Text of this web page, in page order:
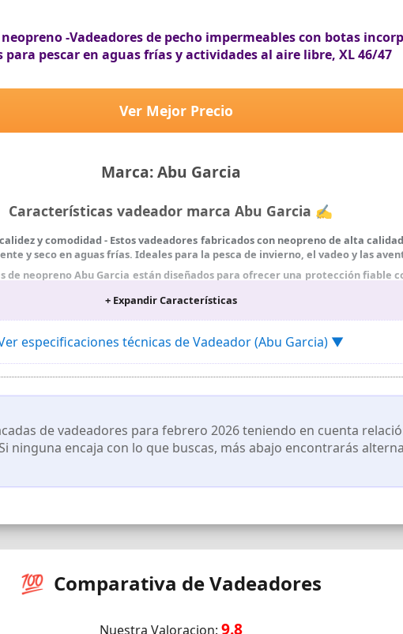
-Vadeadores de pecho impermeables con botas
para pescar en aguas frías y actividades al aire libre, XL 46/47
Marca: Abu Garcia
Ver Mejor Precio
Características vadeador marca Abu Garcia ✍
y comodidad - Estos vadeadores fabricados con neopreno de alta
y seco en aguas frías. Ideales para la pesca de invierno, el vadeo y las
de neopreno Abu Garcia están diseñados para ofrecer una protección fiable
un agarre excelente - Las botas de agua integradas están equipadas con
por lo que son perfectas para pescar en ríos, vadear lagos y cruzar
para llevarlos todo el día, estos vadeadores incorporan tirantes
para pescadores de agua dulce y salada, así como para
entornos húmedos o embarrados.
+ Expandir Características
especificaciones técnicas de Vadeador (Abu Garcia) ▼
de vadeadores para febrero 2026 teniendo en cuenta
ninguna encaja con lo que buscas, más abajo encontrarás
💯 Comparativa de Vadeadores
Nuestra Valoracion: 9.8